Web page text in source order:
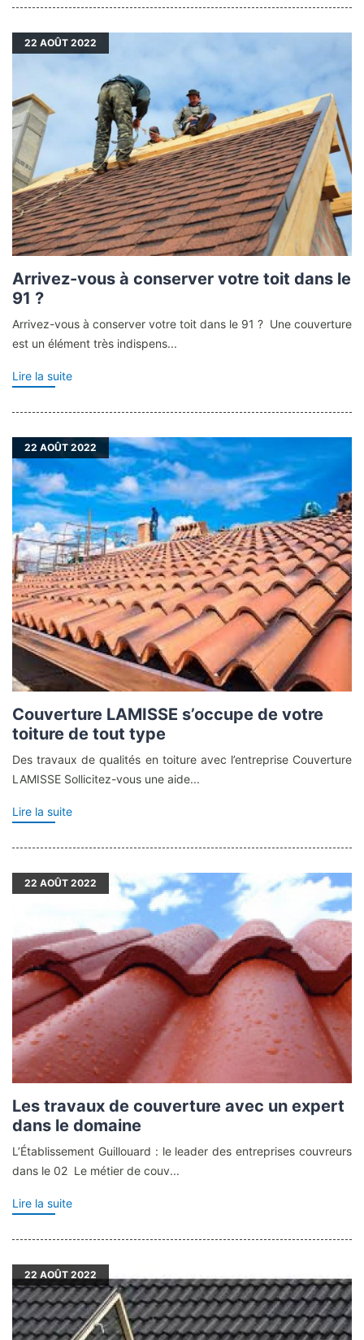
22 AOÛT 2022
Arrivez-vous à conserver votre toit dans le
91 ?
Arrivez-vous à conserver votre toit dans le 91 ? Une couverture
est un élément très indispens...
Lire la suite
22 AOÛT 2022
Couverture LAMISSE s’occupe de votre
toiture de tout type
Des travaux de qualités en toiture avec l’entreprise Couverture
LAMISSE Sollicitez-vous une aide...
Lire la suite
22 AOÛT 2022
Les travaux de couverture avec un expert
dans le domaine
L’Établissement Guillouard : le leader des entreprises couvreurs
dans le 02 Le métier de couv...
Lire la suite
22 AOÛT 2022